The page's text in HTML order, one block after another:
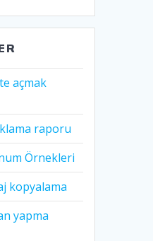
açmak
raporu
Örnekleri
kopyalama
yapma